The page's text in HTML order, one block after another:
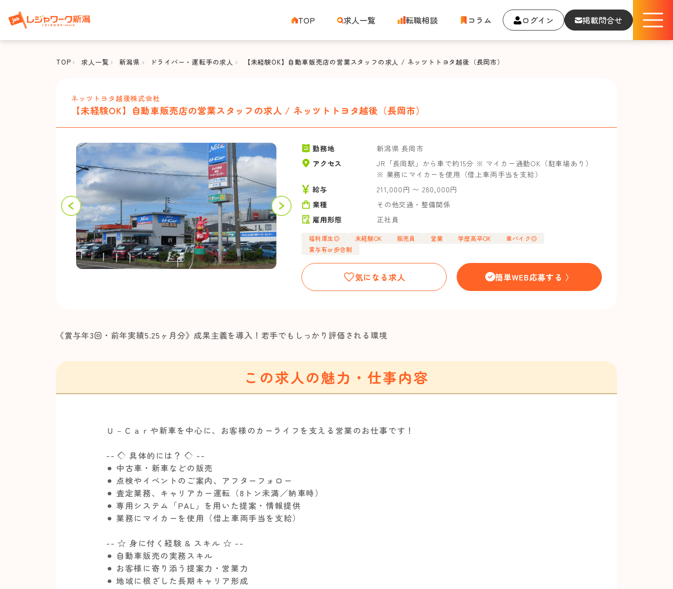
TOP 求人一覧 転職相談 コラム ログイン 掲載問合せ
TOP 求人一覧 新潟県 ドライバー・運転手の求人 【未経験OK】自動車販売店の営業スタッフの求人 / ネッツトトヨタ越後（長岡市）
ネッツトヨタ越後株式会杜
【未経験OK】自動車販売店の営業スタッフの求人 / ネッツトトヨタ越後（長岡市）
勤務地
新潟県 長岡市
アクセス
JR「長岡駅」から車で約15分 ※ マイカー通勤OK（駐車場あり）
※ 業務にマイカーを使用（借上車両手当を支給）
給与
211,000円 〜 280,000円
業種
その他交通・整備関係
雇用形態
正社員
福利厚生◎ 未経験OK 販売員 営業 学歴高卒OK
車バイク◎
賞与有or歩合制
気になる求人 簡単WEB応募する 〉
《賞与年3回・前年実績5.25ヶ月分》成果主義を導入！若手でもしっかり評価される環境
この求人の魅力・仕事内容
Ｕ－Ｃａｒや新車を中心に、お客様のカーライフを支える営業のお仕事です！
-- ◇ 具体的には？ ◇ --
⚫︎ 中古車・新車などの販売
⚫︎ 点検やイベントのご案内、アフターフォロー
⚫︎ 査定業務、キャリアカー運転（8トン未満／納車時）
⚫︎ 専用システム「PAL」を用いた提案・情報提供
⚫︎ 業務にマイカーを使用（借上車両手当を支給）
-- ☆ 身に付く経験 & スキル ☆ --
⚫︎ 自動車販売の実務スキル
⚫︎ お客様に寄り添う提案力・営業力
⚫︎ 地域に根ざした長期キャリア形成